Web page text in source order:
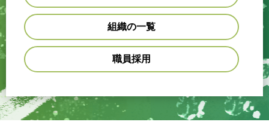
組織の一覧
職員採用